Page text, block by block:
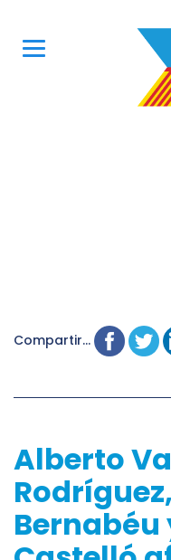
Compartir...
Alberto
Bernabéu